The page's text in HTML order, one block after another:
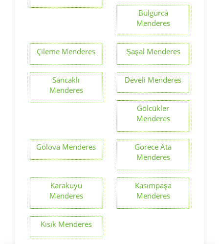
Bulgurca
Menderes
Çileme Menderes Şaşal Menderes
Sancaklı
Menderes
Develi Menderes
Gölcükler
Menderes
Gölova Menderes
Görece Ata
Menderes
Karakuyu
Menderes
Kasımpaşa
Menderes
Kısık Menderes